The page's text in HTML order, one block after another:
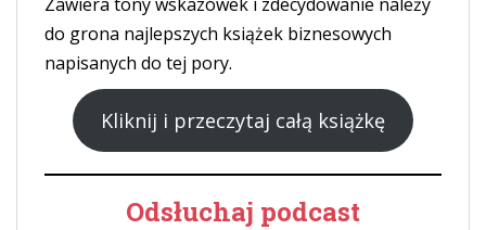
do grona najlepszych książek biznesowych
napisanych do tej pory.
Kliknij i przeczytaj całą książkę
Odsłuchaj podcast